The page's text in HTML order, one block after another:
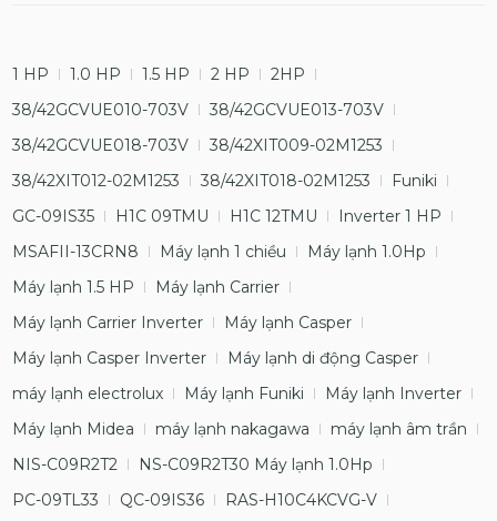
1 HP 1.0 HP 1.5 HP 2 HP
2HP
38/42GCVUE010-703V
38/42GCVUE013-703V
38/42GCVUE018-703V
38/42XIT009-02M1253
38/42XIT012-02M1253
38/42XIT018-02M1253
Funiki
GC-09IS35
H1C 09TMU H1C 12TMU
Inverter 1 HP
MSAFII-13CRN8
Máy lạnh 1 chiều
Máy lạnh 1.0Hp
Máy lạnh 1.5 HP
Máy lạnh Carrier
Máy lạnh Carrier Inverter
Máy lạnh Casper
Máy lạnh Casper Inverter
Máy lạnh di động Casper
máy lạnh electrolux
Máy lạnh Funiki
Máy lạnh Inverter
Máy lạnh Midea
máy lạnh nakagawa
máy lạnh âm trần
NIS-C09R2T2
NS-C09R2T30 Máy lạnh 1.0Hp
PC-09TL33
QC-09IS36 RAS-H10C4KCVG-V